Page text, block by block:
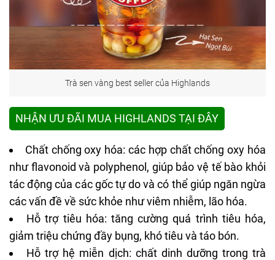
Trà sen vàng best seller của Highlands
NHẬN ƯU ĐÃI MUA HIGHLANDS TẠI ĐÂY
Chất chống oxy hóa: các hợp chất chống oxy hóa
như flavonoid và polyphenol, giúp bảo vệ tế bào khỏi
tác động của các gốc tự do và có thể giúp ngăn ngừa
các vấn đề về sức khỏe như viêm nhiễm, lão hóa.
Hỗ trợ tiêu hóa: tăng cường quá trình tiêu hóa,
giảm triệu chứng đầy bụng, khó tiêu và táo bón.
Hỗ trợ hệ miễn dịch: chất dinh dưỡng trong trà